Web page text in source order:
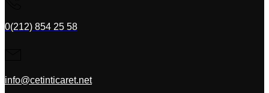
0(212) 854 25 58
info@cetinticaret.net